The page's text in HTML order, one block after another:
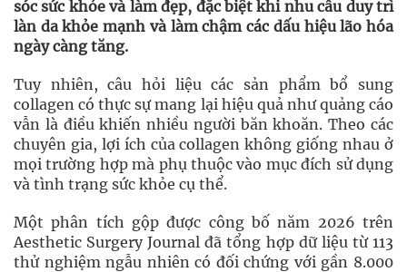
sóc sức khỏe và làm đẹp, đặc biệt khi nhu cầu duy trì
làn da khỏe mạnh và làm chậm các dấu hiệu lão hóa
ngày càng tăng.
Tuy nhiên, câu hỏi liệu các sản phẩm bổ sung
collagen có thực sự mang lại hiệu quả như quảng cáo
vẫn là điều khiến nhiều người băn khoăn. Theo các
chuyên gia, lợi ích của collagen không giống nhau ở
mọi trường hợp mà phụ thuộc vào mục đích sử dụng
và tình trạng sức khỏe cụ thể.
Một phân tích gộp được công bố năm 2026 trên
Aesthetic Surgery Journal đã tổng hợp dữ liệu từ 113
thử nghiệm ngẫu nhiên có đối chứng với gần 8.000